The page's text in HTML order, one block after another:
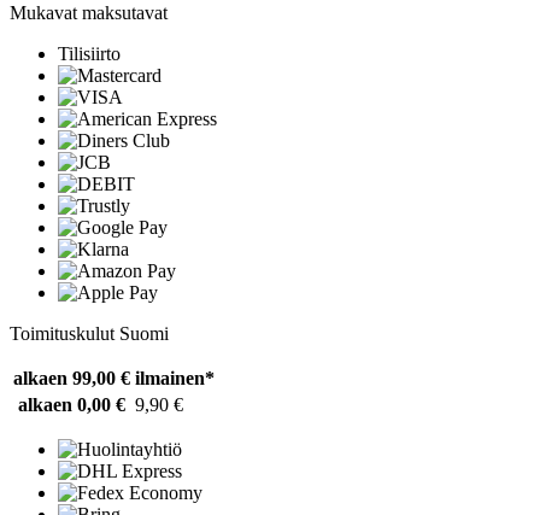
Mukavat maksutavat
Tilisiirto
Toimituskulut Suomi
alkaen 99,00 € ilmainen*
alkaen 0,00 € 9,90 €